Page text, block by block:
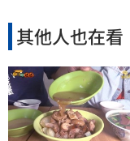
其他人也在看